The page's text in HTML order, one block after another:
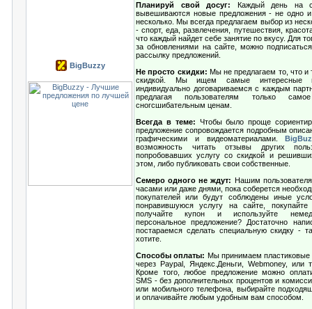
BigBuzzy
Планируй свой досуг: Каждый день на
вывешиваются новые предложения - не одно
несколько. Мы всегда предлагаем выбор из
- спорт, еда, развлечения, путешествия,
что каждый найдет себе занятие по вкусу. Для
за обновлениями на сайте, можно
рассылку предложений.
Не просто скидки: Мы не предлагаем то, что и
скидкой. Мы ищем самые интересные
индивидуально договариваемся с каждым
предлагая пользователям только
сногсшибательным ценам.
Всегда в теме: Чтобы было проще
предложение сопровождается подробным
графическими и видеоматериалами.
возможность читать отзывы других
попробовавших услугу со скидкой и
этом, либо публиковать свои собственные.
Семеро одного не ждут:
Нашим
часами или даже днями, пока соберется
покупателей или будут соблюдены иные
понравившуюся услугу на сайте,
получайте купон и используйте
персональное предложение? Достаточно
постараемся сделать специальную скидку -
хотите.
Способы оплаты: Мы принимаем пластиковые
через Paypal, Яндекс.Деньги, Webmoney, или
Кроме того, любое предложение можно
SMS - без дополнительных процентов и
или мобильного телефона, выбирайте
и оплачивайте любым удобным вам способом.